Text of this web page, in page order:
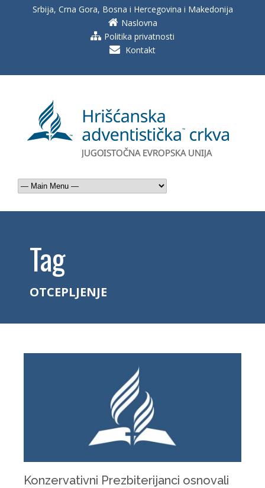
Srbija, Crna Gora, Bosna i Hercegovina i Makedonija
Naslovna
Politika privatnosti
Kontakt
Tag
OTCEPLJENJE
Konzervativni Prezbiterijanci osnovali